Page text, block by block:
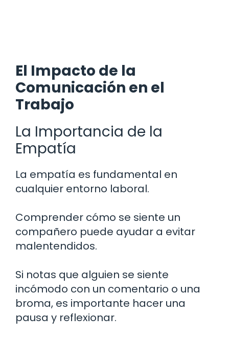
El Impacto de la
Comunicación en el
Trabajo
La Importancia de la
Empatía
La empatía es fundamental en
cualquier entorno laboral.
Comprender cómo se siente un
compañero puede ayudar a evitar
malentendidos.
Si notas que alguien se siente
incómodo con un comentario o una
broma, es importante hacer una
pausa y reflexionar.